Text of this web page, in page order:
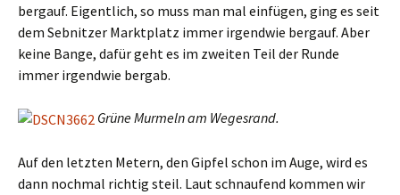
bergauf. Eigentlich, so muss man mal einfügen, ging es seit
dem Sebnitzer Marktplatz immer irgendwie bergauf. Aber
keine Bange, dafür geht es im zweiten Teil der Runde
immer irgendwie bergab.
Grüne Murmeln am Wegesrand.
Auf den letzten Metern, den Gipfel schon im Auge, wird es
dann nochmal richtig steil. Laut schnaufend kommen wir